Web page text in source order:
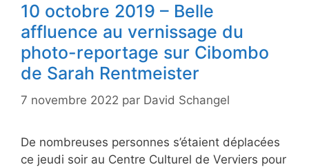
10 octobre 2019 – Belle
affluence au vernissage du
photo-reportage sur Cibombo
de Sarah Rentmeister
7 novembre 2022 par David Schangel
De nombreuses personnes s’étaient déplacées
ce jeudi soir au Centre Culturel de Verviers pour